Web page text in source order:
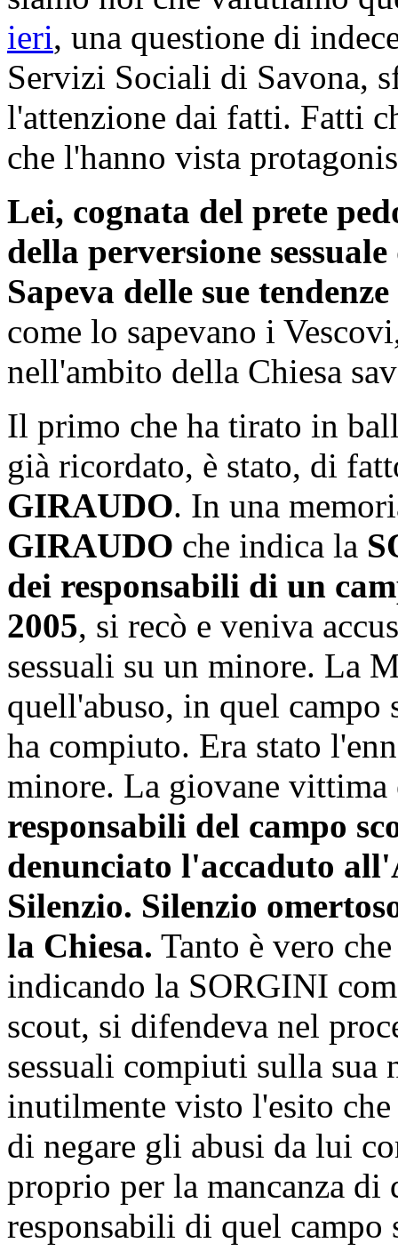
ieri, una questione di
Servizi Sociali di Savona,
l'attenzione dai fatti. Fatti
che l'hanno vista
Lei, cognata del prete
della perversione
Sapeva delle sue
come lo sapevano i
nell'ambito della Chiesa
Il primo che ha tirato in
già ricordato, è stato, di
GIRAUDO. In una
GIRAUDO che indica la
dei responsabili di un
2005, si recò e veniva
sessuali su un minore. La
quell'abuso, in quel campo
ha compiuto. Era stato
minore. La giovane
responsabili del campo
denunciato l'accaduto
Silenzio. Silenzio
la Chiesa. Tanto è vero
indicando la SORGINI
scout, si difendeva nel
sessuali compiuti sulla sua
inutilmente visto l'esito
di negare gli abusi da lui
proprio per la mancanza di
responsabili di quel campo